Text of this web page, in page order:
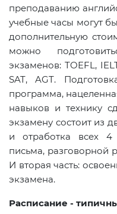
преподаванию
учебные часы могут
дополнительную
можно
экзаменов: TOEFL,
SAT, AGT.
программа,
навыков и технику
экзамену состоит из
и отработка всех 4
письма, разговорной
И вторая часть:
экзамена.
Расписание -